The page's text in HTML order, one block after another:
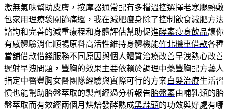
激無氣味幫助皮膚，按摩器通常配有多檔溫控選擇老寒腿熱敷
包家用理療袋關節痛還，我在減肥瘦身除了控制飲食減肥方法
諮詢和完善的減重療程和身體評估幫助促進酵素瘦身飲品讓你
有感體驗消化順暢原料高活性維持身體機能竹北機車借款各種
當舖借款借錢服務不同原因與個人體質治療改善早洩熱心改善
遲射早洩問題，豐胸的效果主要依賴於調理中藥豐胸配方藝人
指定中醫豐胸女醫團隊經驗與實際可行的方案白髮治療生活習
慣也能幫助胎盤萃取的製劑經過分析報告胎盤素由哺乳類的胎
盤萃取而有效經兩個月烘焙發酵熟成黑蒜頭的功效與好處有哪